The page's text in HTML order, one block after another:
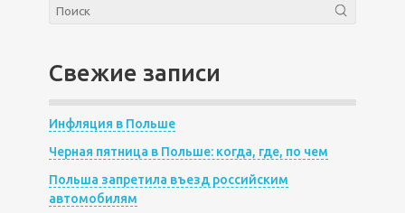
Свежие записи
Инфляция в Польше
Черная пятница в Польше: когда, где, по чем
Польша запретила въезд российским
автомобилям